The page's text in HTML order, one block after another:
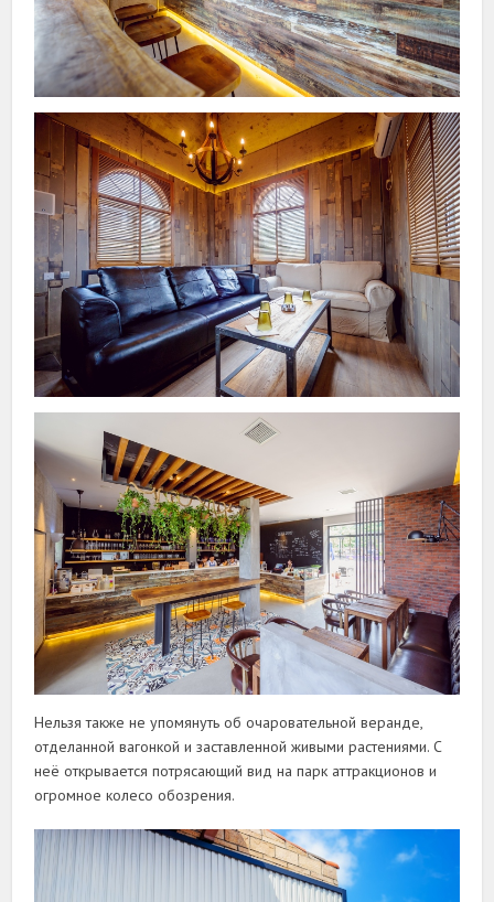
Нельзя также не упомянуть об очаровательной веранде,
отделанной вагонкой и заставленной живыми растениями. С
неё открывается потрясающий вид на парк аттракционов и
огромное колесо обозрения.